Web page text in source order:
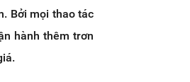
Bởi mọi thao tác
hành thêm trơn